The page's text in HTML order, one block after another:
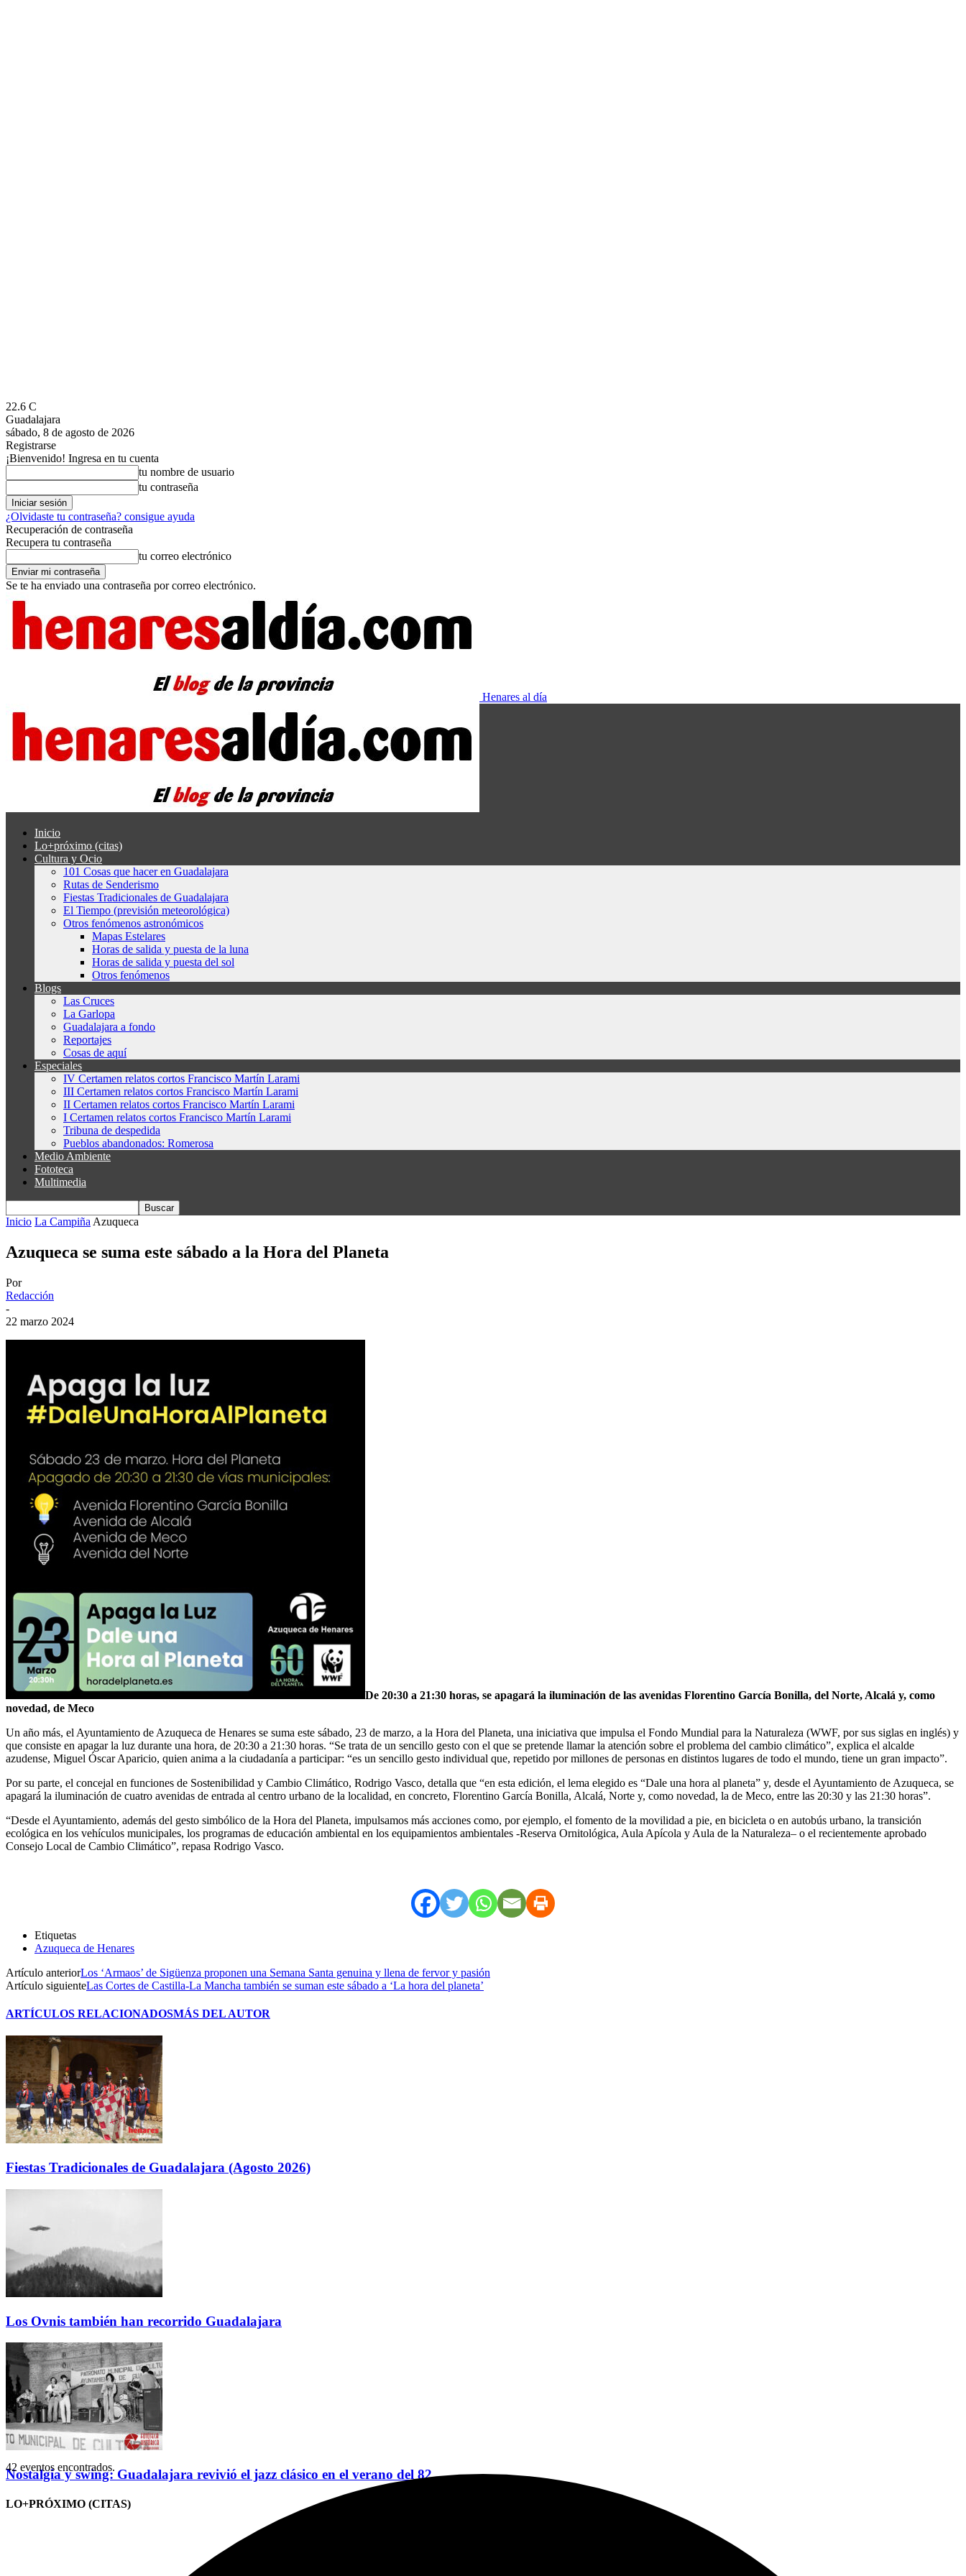
22.6 C
Guadalajara
sábado, 8 de agosto de 2026
Registrarse
¡Bienvenido! Ingresa en tu cuenta
tu nombre de usuario
tu contraseña
¿Olvidaste tu contraseña? consigue ayuda
Recuperación de contraseña
Recupera tu contraseña
tu correo electrónico
Se te ha enviado una contraseña por correo electrónico.
Henares al día
Inicio
Lo+próximo (citas)
Cultura y Ocio
101 Cosas que hacer en Guadalajara
Rutas de Senderismo
Fiestas Tradicionales de Guadalajara
El Tiempo (previsión meteorológica)
Otros fenómenos astronómicos
Mapas Estelares
Horas de salida y puesta de la luna
Horas de salida y puesta del sol
Otros fenómenos
Blogs
Las Cruces
La Garlopa
Guadalajara a fondo
Reportajes
Cosas de aquí
Especiales
IV Certamen relatos cortos Francisco Martín Larami
III Certamen relatos cortos Francisco Martín Larami
II Certamen relatos cortos Francisco Martín Larami
I Certamen relatos cortos Francisco Martín Larami
Tribuna de despedida
Pueblos abandonados: Romerosa
Medio Ambiente
Fototeca
Multimedia
Inicio La Campiña Azuqueca
Azuqueca se suma este sábado a la Hora del Planeta
Por
Redacción
-
22 marzo 2024
De 20:30 a 21:30 horas, se apagará la iluminación de las avenidas Florentino García Bonilla, del Norte, Alcalá y, como
novedad, de Meco
Un año más, el Ayuntamiento de Azuqueca de Henares se suma este sábado, 23 de marzo, a la Hora del Planeta, una iniciativa que impulsa el Fondo Mundial para la Naturaleza (WWF, por sus siglas en inglés) y
que consiste en apagar la luz durante una hora, de 20:30 a 21:30 horas. “Se trata de un sencillo gesto con el que se pretende llamar la atención sobre el problema del cambio climático”, explica el alcalde
azudense, Miguel Óscar Aparicio, quien anima a la ciudadanía a participar: “es un sencillo gesto individual que, repetido por millones de personas en distintos lugares de todo el mundo, tiene un gran impacto”.
Por su parte, el concejal en funciones de Sostenibilidad y Cambio Climático, Rodrigo Vasco, detalla que “en esta edición, el lema elegido es “Dale una hora al planeta” y, desde el Ayuntamiento de Azuqueca, se
apagará la iluminación de cuatro avenidas de entrada al centro urbano de la localidad, en concreto, Florentino García Bonilla, Alcalá, Norte y, como novedad, la de Meco, entre las 20:30 y las 21:30 horas”.
“Desde el Ayuntamiento, además del gesto simbólico de la Hora del Planeta, impulsamos más acciones como, por ejemplo, el fomento de la movilidad a pie, en bicicleta o en autobús urbano, la transición
ecológica en los vehículos municipales, los programas de educación ambiental en los equipamientos ambientales -Reserva Ornitológica, Aula Apícola y Aula de la Naturaleza– o el recientemente aprobado
Consejo Local de Cambio Climático”, repasa Rodrigo Vasco.
Etiquetas
Azuqueca de Henares
Artículo anteriorLos ‘Armaos’ de Sigüenza proponen una Semana Santa genuina y llena de fervor y pasión
Artículo siguienteLas Cortes de Castilla-La Mancha también se suman este sábado a ‘La hora del planeta’
ARTÍCULOS RELACIONADOSMÁS DEL AUTOR
Fiestas Tradicionales de Guadalajara (Agosto 2026)
Los Ovnis también han recorrido Guadalajara
Nostalgia y swing: Guadalajara revivió el jazz clásico en el verano del 82
LO+PRÓXIMO (CITAS)
42 eventos encontrados.